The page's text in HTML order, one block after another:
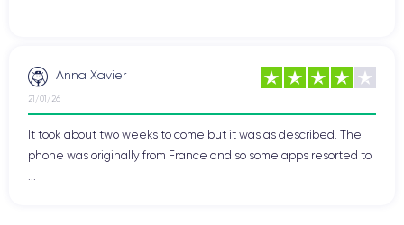
Anna Xavier
21/01/26
It took about two weeks to come but it was as described. The
phone was originally from France and so some apps resorted to